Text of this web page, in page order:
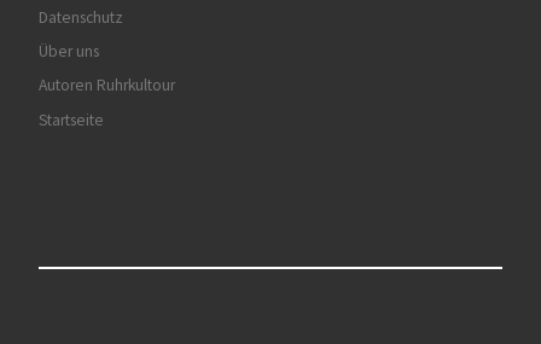
Datenschutz
Über uns
Autoren Ruhrkultour
Startseite